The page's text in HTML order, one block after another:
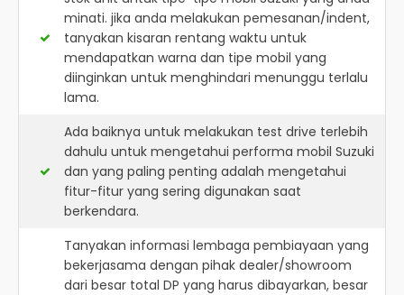
minati. jika anda melakukan pemesanan/indent,
tanyakan kisaran rentang waktu untuk
mendapatkan warna dan tipe mobil yang
diinginkan untuk menghindari menunggu terlalu
lama.
Ada baiknya untuk melakukan test drive terlebih
dahulu untuk mengetahui performa mobil Suzuki
dan yang paling penting adalah mengetahui
fitur-fitur yang sering digunakan saat
berkendara.
Tanyakan informasi lembaga pembiayaan yang
bekerjasama dengan pihak dealer/showroom
dari besar total DP yang harus dibayarkan, besar